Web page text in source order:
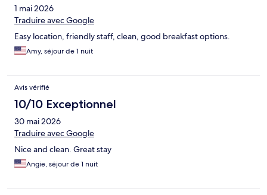
1 mai 2026
Traduire avec Google
Easy location, friendly staff, clean, good breakfast options.
Amy, séjour de 1 nuit
Avis vérifié
10/10 Exceptionnel
30 mai 2026
Traduire avec Google
Nice and clean. Great stay
Angie, séjour de 1 nuit